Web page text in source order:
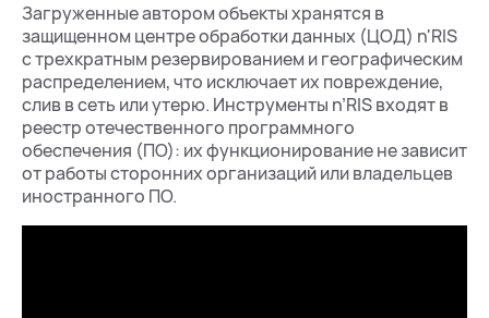
Загруженные автором объекты хранятся в
защищенном центре обработки данных (ЦОД) n'RIS
с трехкратным резервированием и географическим
распределением, что исключает их повреждение,
слив в сеть или утерю. Инструменты n’RIS входят в
реестр отечественного программного
обеспечения (ПО): их функционирование не зависит
от работы сторонних организаций или владельцев
иностранного ПО.